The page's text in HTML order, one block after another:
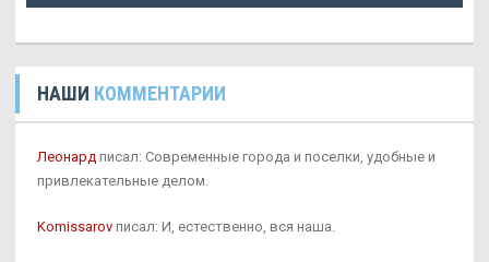
НАШИ КОММЕНТАРИИ
Леонард писал: Современные города и поселки, удобные и
привлекательные делом.
Komissarov писал: И, естественно, вся наша.